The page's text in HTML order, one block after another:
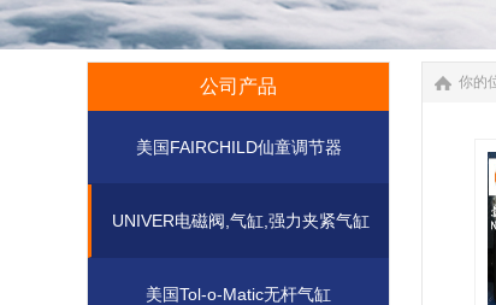
公司产品
美国FAIRCHILD仙童调节器
UNIVER电磁阀,气缸,强力夹紧气缸
美国Tol-o-Matic无杆气缸
你的